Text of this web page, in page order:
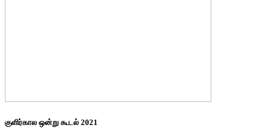
குளிர்கால ஒன்று கூடல் 2021